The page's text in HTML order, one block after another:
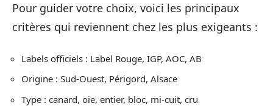
Pour guider votre choix, voici les principaux
critères qui reviennent chez les plus exigeants :
Labels officiels : Label Rouge, IGP, AOC, AB
Origine : Sud-Ouest, Périgord, Alsace
Type : canard, oie, entier, bloc, mi-cuit, cru